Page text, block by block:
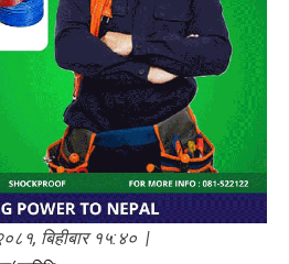
बिहीबार १५:४० |